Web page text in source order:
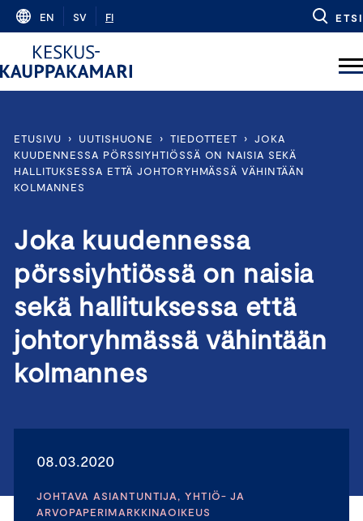
Skip
content
EN SV FI ETSI
ETUSIVU › UUTISHUONE › TIEDOTTEET › JOKA
KUUDENNESSA PÖRSSIYHTIÖSSÄ ON NAISIA SEKÄ
HALLITUKSESSA ETTÄ JOHTORYHMÄSSÄ VÄHINTÄÄN
KOLMANNES
Joka kuudennessa
pörssiyhtiössä on naisia
sekä hallituksessa että
johtoryhmässä vähintään
kolmannes
08.03.2020
JOHTAVA ASIANTUNTIJA, YHTIÖ- JA
ARVOPAPERIMARKKINAOIKEUS